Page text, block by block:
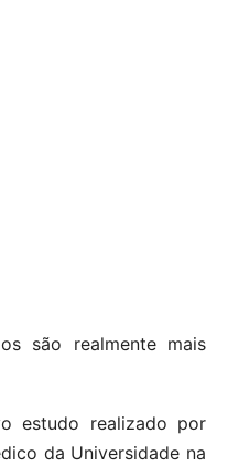
são realmente mais
estudo realizado por
da Universidade na